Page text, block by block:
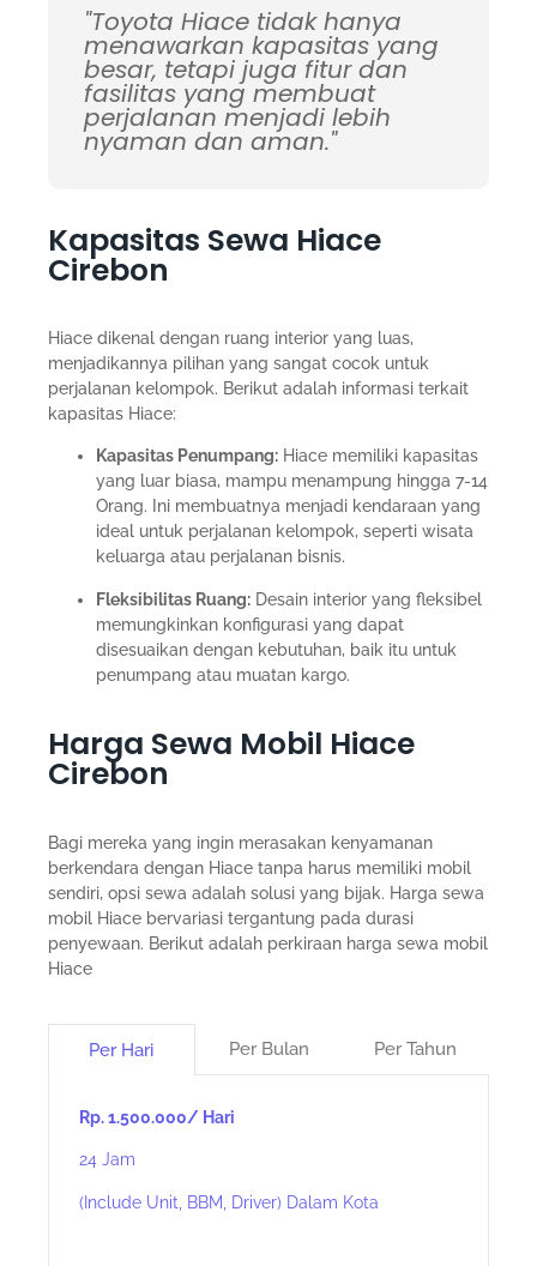
"Toyota Hiace tidak hanya
menawarkan kapasitas yang
besar, tetapi juga fitur dan
fasilitas yang membuat
perjalanan menjadi lebih
nyaman dan aman."
Kapasitas Sewa Hiace
Cirebon
Hiace dikenal dengan ruang interior yang luas,
menjadikannya pilihan yang sangat cocok untuk
perjalanan kelompok. Berikut adalah informasi terkait
kapasitas Hiace:
Kapasitas Penumpang: Hiace memiliki kapasitas
yang luar biasa, mampu menampung hingga 7-14
Orang. Ini membuatnya menjadi kendaraan yang
ideal untuk perjalanan kelompok, seperti wisata
keluarga atau perjalanan bisnis.
Fleksibilitas Ruang: Desain interior yang fleksibel
memungkinkan konfigurasi yang dapat
disesuaikan dengan kebutuhan, baik itu untuk
penumpang atau muatan kargo.
Harga Sewa Mobil Hiace
Cirebon
Bagi mereka yang ingin merasakan kenyamanan
berkendara dengan Hiace tanpa harus memiliki mobil
sendiri, opsi sewa adalah solusi yang bijak. Harga sewa
mobil Hiace bervariasi tergantung pada durasi
penyewaan. Berikut adalah perkiraan harga sewa mobil
Hiace
Per Hari Per Bulan Per Tahun
Rp. 1.500.000/ Hari
24 Jam
(Include Unit, BBM, Driver) Dalam Kota